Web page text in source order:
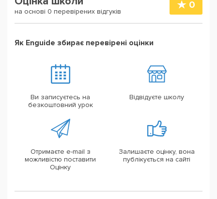
на основі 0 перевірених відгуків
0
Як Enguide збирає перевірені оцінки
Ви записуєтесь на
безкоштовний урок
Відвідуєте школу
Отримаєте e-mail з
можливістю поставити
Оцінку
Залишаєте оцінку, вона
публікується на сайті